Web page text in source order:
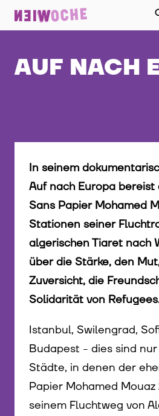
AUF NACH
In seinem
Auf nach Europa
Sans Papier Mohamed
Stationen seiner
algerischen Tiaret nach
über die Stärke, den
Zuversicht, die
Solidarität von
Istanbul, Swilengrad,
Budapest - dies sind
Städte, in denen der
Papier Mohamed
seinem Fluchtweg von